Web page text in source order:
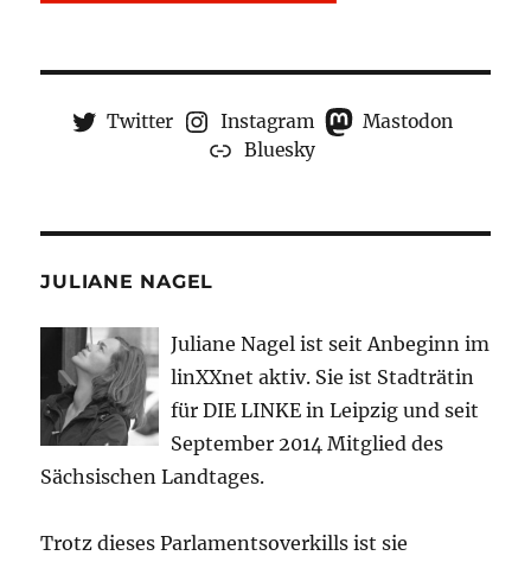
Twitter Instagram
Mastodon
Bluesky
JULIANE NAGEL
Juliane Nagel ist seit Anbeginn im
linXXnet aktiv. Sie ist Stadträtin
für DIE LINKE in Leipzig und seit
September 2014 Mitglied des
Sächsischen Landtages.
Trotz dieses Parlamentsoverkills ist sie